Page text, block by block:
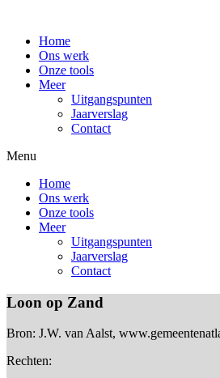
Home
Ons werk
Onze tools
Meer
Uitgangspunten
Jaarverslag
Contact
Menu
Home
Ons werk
Onze tools
Meer
Uitgangspunten
Jaarverslag
Contact
Loon op Zand
Bron: J.W. van Aalst,
Rechten: